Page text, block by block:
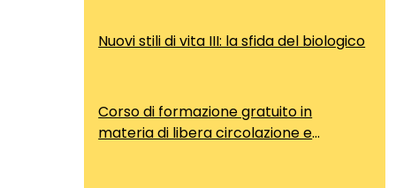
Nuovi stili di vita III: la sfida del biologico
Corso di formazione gratuito in
materia di libera circolazione e